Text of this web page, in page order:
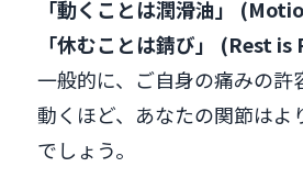
「動くことは潤滑油」
「休むことは錆び」 (Rest is
一般的に、ご自身の痛みの許
動くほど、あなたの関節はよ
でしょう。